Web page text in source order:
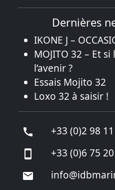
Dernières
IKONE J –
MOJITO 32 – Et si
l’avenir ?
Essais Mojito 32
Loxo 32 à saisir !
+33 (0)2 98
+33 (0)6 75